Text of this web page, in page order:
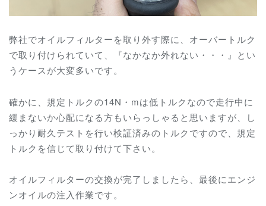
弊社でオイルフィルターを取り外す際に、オーバートルク
で取り付けられていて、『なかなか外れない・・・』とい
うケースが大変多いです。
確かに、規定トルクの14N・mは低トルクなので走行中に
緩まないか心配になる方もいらっしゃると思いますが、し
っかり耐久テストを行い検証済みのトルクですので、規定
トルクを信じて取り付けて下さい。
オイルフィルターの交換が完了しましたら、最後にエンジ
ンオイルの注入作業です。